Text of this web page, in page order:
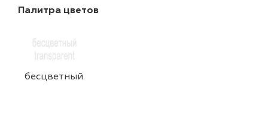
Палитра цветов
бесцветный